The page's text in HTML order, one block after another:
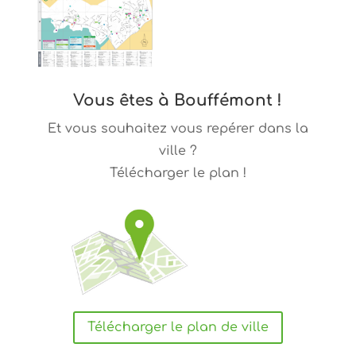
Vous êtes à Bouffémont !
Et vous souhaitez vous repérer dans la
ville ?
Télécharger le plan !
Télécharger le plan de ville